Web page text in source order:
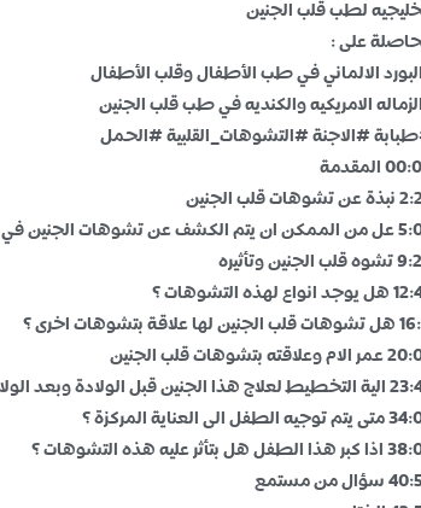
لطب قلب الجنين
على :
الالماني في طب الأطفال وقلب الأطفال
الامريكيه والكنديه في طب قلب الجنين
#الاجنة #التشوهات_القلبية #الحمل
المقدمة
قلب الجنين
عن تشوهات الجنين في فحص ما قبل الزواج ؟
الجنين وتأثيره
انواع لهذه التشوهات ؟
الجنين لها علاقة بتشوهات اخرى ؟
وعلاقته بتشوهات قلب الجنين
هذا الجنين قبل الولادة وبعد الولادة
الطفل الى العناية المركزة ؟
الطفل هل بتأثر عليه هذه التشوهات ؟
من مستمع